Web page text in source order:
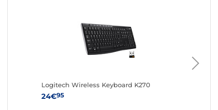
Logitech Wireless Keyboard K270
24€95